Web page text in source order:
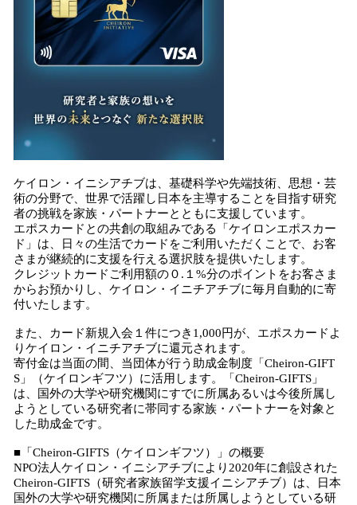
ケイロン・イニシアチブは、基礎科学や先端技術、思想・芸
術の分野で、世界で活躍し日本を主導することを目指す研究
者の挑戦を家族・パートナーとともに支援しています。
エポスカードとの共創の取組みである「ケイロンエポスカー
ド」は、日々の生活でカードをご利用いただくことで、お客
さまが継続的に支援を行える選択肢を提供いたします。
クレジットカードご利用額の０.１%分のポイントをお客さま
からお預かりし、ケイロン・イニチアチブに毎月自動的に寄
付いたします。
また、カード新規入会１件につき1,000円が、エポスカードよ
りケイロン・イニチアチブに還元されます。
寄付金は当面の間、当団体が行う助成金制度「Cheiron-GIFT
S」（ケイロンギフツ）に活用します。「Cheiron-GIFTS」
は、国外の大学や研究機関にすでに所属あるいは今後所属し
ようとしている研究者に帯同する家族・パートナーを対象と
した助成金です。
■「Cheiron-GIFTS（ケイロンギフツ）」の概要
NPO法人ケイロン・イニシアチブにより2020年に創設された
Cheiron-GIFTS（研究者家族留学支援イニシアチブ）は、日本
国外の大学や研究機関に所属または所属しようとしている研